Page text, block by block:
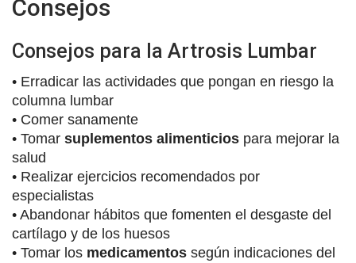
Consejos
Consejos para la Artrosis Lumbar
• Erradicar las actividades que pongan en riesgo la
columna lumbar
• Comer sanamente
• Tomar suplementos alimenticios para mejorar la
salud
• Realizar ejercicios recomendados por
especialistas
• Abandonar hábitos que fomenten el desgaste del
cartílago y de los huesos
• Tomar los medicamentos según indicaciones del